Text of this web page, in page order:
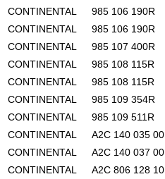
CONTINENTAL
985 106 190R
CONTINENTAL
985 106 190R
CONTINENTAL
985 107 400R
CONTINENTAL
985 108 115R
CONTINENTAL
985 108 115R
CONTINENTAL
985 109 354R
CONTINENTAL
985 109 511R
CONTINENTAL
A2C 140 035 00
CONTINENTAL
A2C 140 037 00
CONTINENTAL
A2C 806 128 10